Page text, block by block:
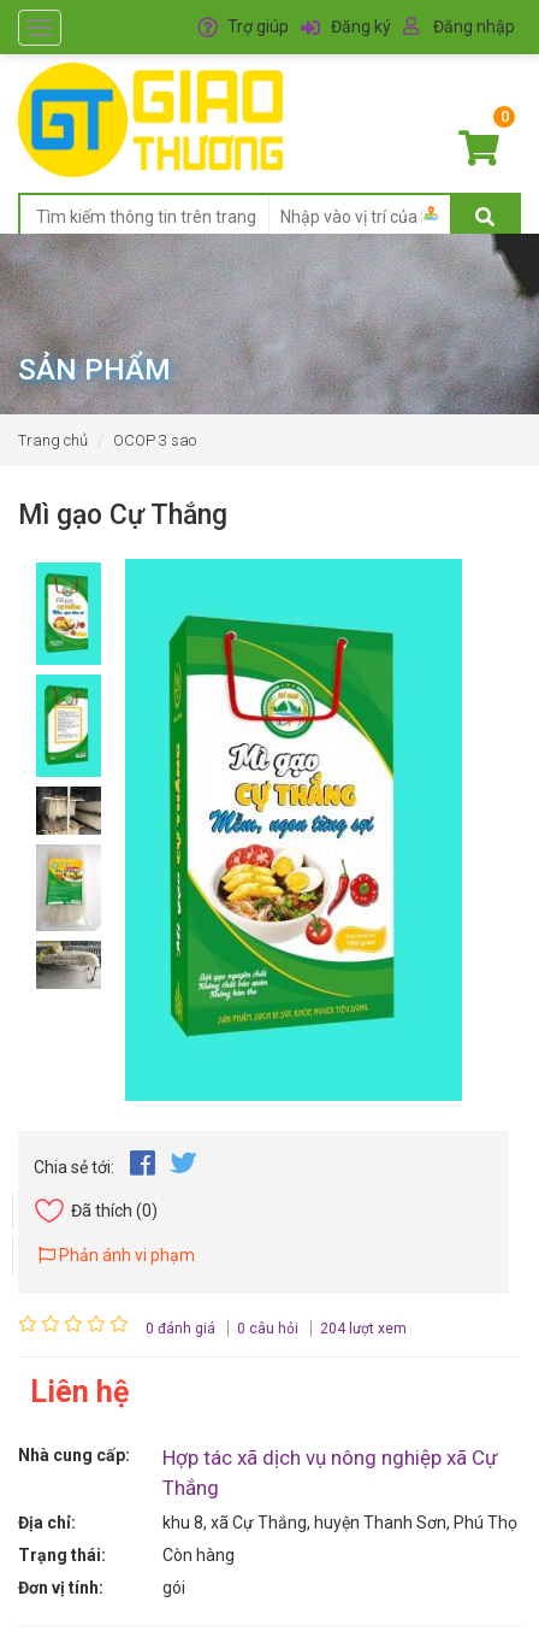
0
Toggle
navigation
Trợ giúp Đăng ký Đăng nhập
SẢN PHẨM
Trang chủ OCOP 3 sao
Mì gạo Cự Thắng
Chia sẻ tới:
Đã thích (0)
Phản ánh vi phạm
0 đánh giá 0 câu hỏi 204 lượt xem
Liên hệ
Nhà cung cấp:
Hợp tác xã dịch vụ nông nghiệp xã Cự
Thắng
Địa chỉ:
khu 8, xã Cự Thắng, huyện Thanh Sơn, Phú Thọ
Trạng thái:
Còn hàng
Đơn vị tính:
gói